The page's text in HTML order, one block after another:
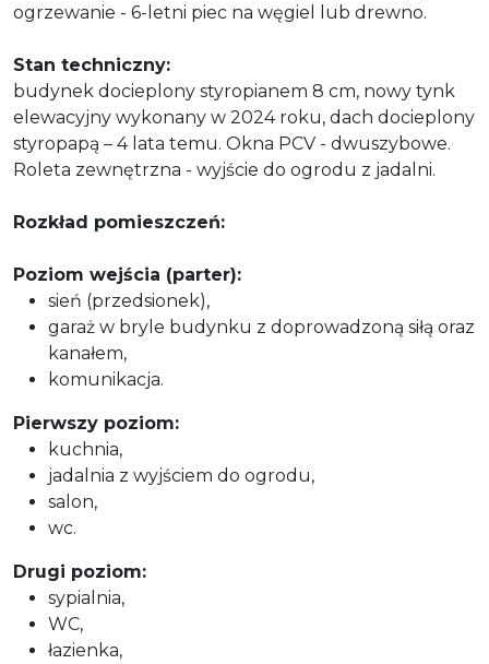
ogrzewanie - 6-letni piec na węgiel lub drewno.
Stan techniczny:
budynek docieplony styropianem 8 cm, nowy tynk
elewacyjny wykonany w 2024 roku, dach docieplony
styropapą – 4 lata temu. Okna PCV - dwuszybowe.
Roleta zewnętrzna - wyjście do ogrodu z jadalni.
Rozkład pomieszczeń:
Poziom wejścia (parter):
sień (przedsionek),
garaż w bryle budynku z doprowadzoną siłą oraz
kanałem,
komunikacja.
Pierwszy poziom:
kuchnia,
jadalnia z wyjściem do ogrodu,
salon,
wc.
Drugi poziom:
sypialnia,
WC,
łazienka,